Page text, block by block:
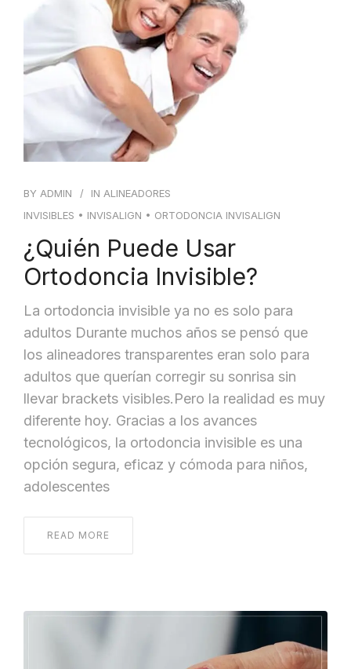
BY ADMIN IN ALINEADORES
INVISIBLES • INVISALIGN • ORTODONCIA INVISALIGN
¿Quién Puede Usar
Ortodoncia Invisible?
La ortodoncia invisible ya no es solo para
adultos Durante muchos años se pensó que
los alineadores transparentes eran solo para
adultos que querían corregir su sonrisa sin
llevar brackets visibles.Pero la realidad es muy
diferente hoy. Gracias a los avances
tecnológicos, la ortodoncia invisible es una
opción segura, eficaz y cómoda para niños,
adolescentes
READ MORE